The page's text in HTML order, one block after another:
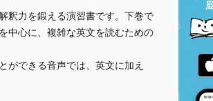
釈力を鍛える演習書です。下巻で
中心に、複雑な英文を読むための
ができる音声では、英文に加え